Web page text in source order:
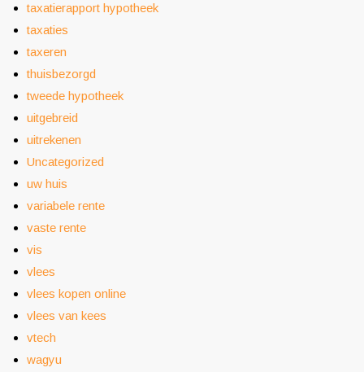
taxatierapport hypotheek
taxaties
taxeren
thuisbezorgd
tweede hypotheek
uitgebreid
uitrekenen
Uncategorized
uw huis
variabele rente
vaste rente
vis
vlees
vlees kopen online
vlees van kees
vtech
wagyu